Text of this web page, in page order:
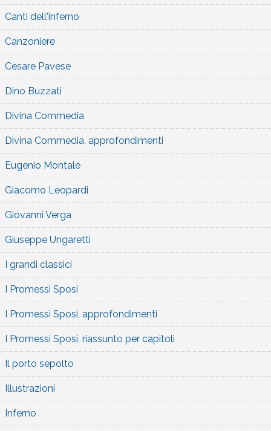
Canti dell'inferno
Canzoniere
Cesare Pavese
Dino Buzzati
Divina Commedia
Divina Commedia, approfondimenti
Eugenio Montale
Giacomo Leopardi
Giovanni Verga
Giuseppe Ungaretti
I grandi classici
I Promessi Sposi
I Promessi Sposi, approfondimenti
I Promessi Sposi, riassunto per capitoli
Il porto sepolto
Illustrazioni
Inferno